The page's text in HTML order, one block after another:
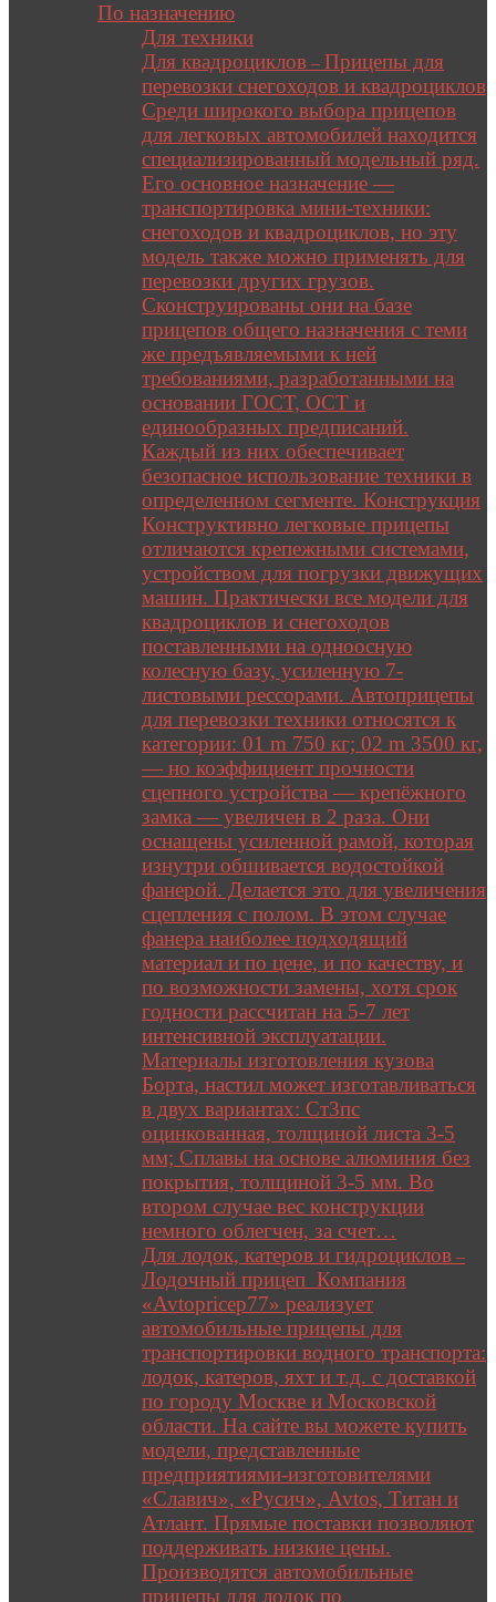
По назначению
Для техники
Для квадроциклов – Прицепы для
перевозки снегоходов и квадроциклов
Среди широкого выбора прицепов
для легковых автомобилей находится
специализированный модельный ряд.
Его основное назначение —
транспортировка мини-техники:
снегоходов и квадроциклов, но эту
модель также можно применять для
перевозки других грузов.
Сконструированы они на базе
прицепов общего назначения с теми
же предъявляемыми к ней
требованиями, разработанными на
основании ГОСТ, ОСТ и
единообразных предписаний.
Каждый из них обеспечивает
безопасное использование техники в
определенном сегменте. Конструкция
Конструктивно легковые прицепы
отличаются крепежными системами,
устройством для погрузки движущих
машин. Практически все модели для
квадроциклов и снегоходов
поставленными на одноосную
колесную базу, усиленную 7-
листовыми рессорами. Автоприцепы
для перевозки техники относятся к
категории: 01 m 750 кг; 02 m 3500 кг,
— но коэффициент прочности
сцепного устройства — крепёжного
замка — увеличен в 2 раза. Они
оснащены усиленной рамой, которая
изнутри обшивается водостойкой
фанерой. Делается это для увеличения
сцепления с полом. В этом случае
фанера наиболее подходящий
материал и по цене, и по качеству, и
по возможности замены, хотя срок
годности рассчитан на 5-7 лет
интенсивной эксплуатации.
Материалы изготовления кузова
Борта, настил может изготавливаться
в двух вариантах: Ст3пс
оцинкованная, толщиной листа 3-5
мм; Сплавы на основе алюминия без
покрытия, толщиной 3-5 мм. Во
втором случае вес конструкции
немного облегчен, за счет…
Для лодок, катеров и гидроциклов –
Лодочный прицеп Компания
«Avtopricep77» реализует
автомобильные прицепы для
транспортировки водного транспорта:
лодок, катеров, яхт и т.д. с доставкой
по городу Москве и Московской
области. На сайте вы можете купить
модели, представленные
предприятиями-изготовителями
«Славич», «Русич», Avtos, Титан и
Атлант. Прямые поставки позволяют
поддерживать низкие цены.
Производятся автомобильные
прицепы для лодок по